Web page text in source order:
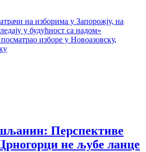
на изборима у Запорожју, на
у будућност са надом»
изборе у Новоазовску,
Перспективе
не љубе ланце